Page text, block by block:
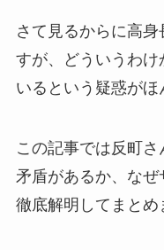
さて見るからに高
すが、どういうわ
いるという疑惑がほ
この記事では反町
矛盾があるか、な
徹底解明してまとめ